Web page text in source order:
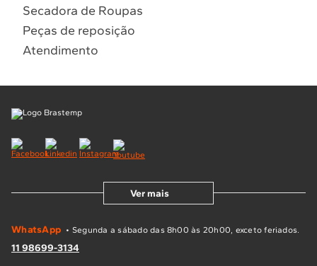
Secadora de Roupas
Peças de reposição
Atendimento
Ver mais
WhatsApp • Segunda a sábado das 8h00 às 20h00, exceto feriados.
11 98699-3134